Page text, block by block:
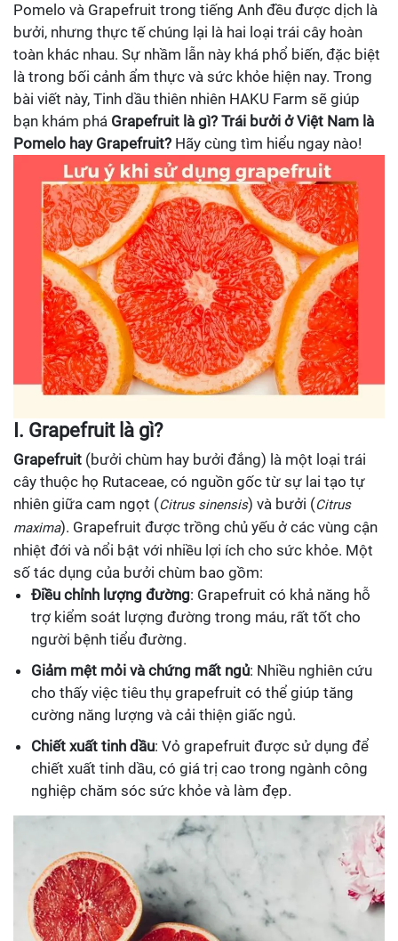
Pomelo và Grapefruit trong tiếng Anh đều được dịch là
bưởi, nhưng thực tế chúng lại là hai loại trái cây hoàn
toàn khác nhau. Sự nhầm lẫn này khá phổ biến, đặc biệt
là trong bối cảnh ẩm thực và sức khỏe hiện nay. Trong
bài viết này, Tinh dầu thiên nhiên HAKU Farm sẽ giúp
bạn khám phá Grapefruit là gì? Trái bưởi ở Việt Nam là
Pomelo hay Grapefruit? Hãy cùng tìm hiểu ngay nào!
I. Grapefruit là gì?
Grapefruit (bưởi chùm hay bưởi đắng) là một loại trái
cây thuộc họ Rutaceae, có nguồn gốc từ sự lai tạo tự
nhiên giữa cam ngọt (Citrus sinensis) và bưởi (Citrus
maxima). Grapefruit được trồng chủ yếu ở các vùng cận
nhiệt đới và nổi bật với nhiều lợi ích cho sức khỏe. Một
số tác dụng của bưởi chùm bao gồm:
Điều chỉnh lượng đường: Grapefruit có khả năng hỗ
trợ kiểm soát lượng đường trong máu, rất tốt cho
người bệnh tiểu đường.
Giảm mệt mỏi và chứng mất ngủ: Nhiều nghiên cứu
cho thấy việc tiêu thụ grapefruit có thể giúp tăng
cường năng lượng và cải thiện giấc ngủ.
Chiết xuất tinh dầu: Vỏ grapefruit được sử dụng để
chiết xuất tinh dầu, có giá trị cao trong ngành công
nghiệp chăm sóc sức khỏe và làm đẹp.